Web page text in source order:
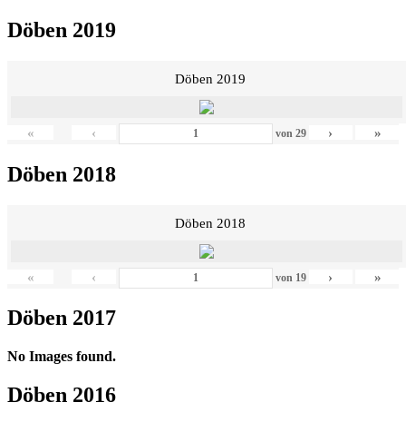
Döben 2019
Döben 2019
« ‹ von 29 › »
Döben 2018
Döben 2018
« ‹ von 19 › »
Döben 2017
No Images found.
Döben 2016